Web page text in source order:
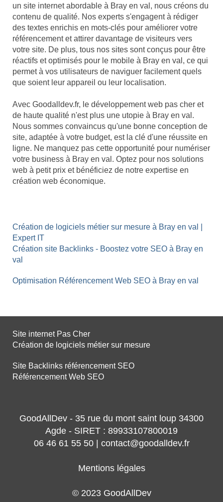
un site internet abordable à Bray en val, nous créons du
contenu de qualité. Nos experts s'engagent à rédiger
des textes enrichis en mots-clés pour améliorer votre
référencement et attirer davantage de visiteurs vers
votre site. De plus, tous nos sites sont conçus pour être
réactifs et optimisés pour le mobile à Bray en val, ce qui
permet à vos utilisateurs de naviguer facilement quels
que soient leur appareil ou leur localisation.
Avec Goodalldev.fr, le développement web pas cher et
de haute qualité n'est plus une utopie à Bray en val.
Nous sommes convaincus qu'une bonne conception de
site, adaptée à votre budget, est la clé d'une réussite en
ligne. Ne manquez pas cette opportunité pour numériser
votre business à Bray en val. Optez pour nos solutions
web à petit prix et bénéficiez de notre expertise en
création web économique.
Création de logiciels métier sur mesure à Bray en val |
Expert IT
Création site Backlinks - Boostez votre SEO à Bray en
val
Optimisation Référencement Web SEO à Bray en val
Site internet Pas Cher
Création de logiciels métier sur mesure
Site Backlinks référencement SEO
Référencement Web SEO
GoodAllDev - 35 rue du mont saint loup 34300
Agde - SIRET : 89933107800019
06 46 61 55 50 | contact@goodalldev.fr
Mentions légales
© 2023 GoodAllDev